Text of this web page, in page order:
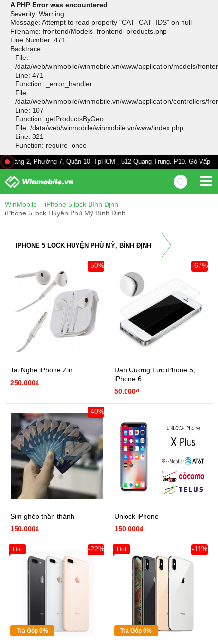
A PHP Error was encountered
Severity: Warning
Message: Attempt to read property "CAT_CAT_IDS" on null
Filename: frontend/Models_frontend_products.php
Line Number: 471
Backtrace:
File:
/data/web/winmobile/winmobile.vn/www/application/models/
Line: 471
Function: _error_handler
File:
/data/web/winmobile/winmobile.vn/www/application/controllers/
Line: 107
Function: getProductsByGeo
File: /data/web/winmobile/winmobile.vn/www/index.php
Line: 321
Function: require_once
Phường 7, Quận 10, TpHCM - 512 Quang Trung. P10. Gò Vấp - 528A
WinMobile
iPhone 5 lock Bình Định
iPhone 5 lock Huyện Phù Mỹ Bình Định
IPHONE 5 LOCK HUYỆN PHÙ MỸ, BÌNH ĐỊNH
Tai Nghe iPhone Zin
250.000₫
-50%
Dán Cường Lực iPhone 5,
iPhone 6
50.000₫
-67%
Sim ghép thần thánh
150.000₫
-40%
Unlock iPhone
150.000₫
Trả Góp 0%
-22%
Hot
Trả Góp 0%
-11%
Hot